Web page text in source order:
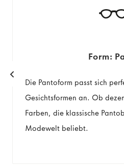
Form:
Die Pantoform passt sich
Gesichtsformen an. Ob
Farben, die klassische
Modewelt beliebt.